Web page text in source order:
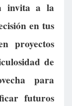
invita a la
en tus
proyectos
de
para
futuros